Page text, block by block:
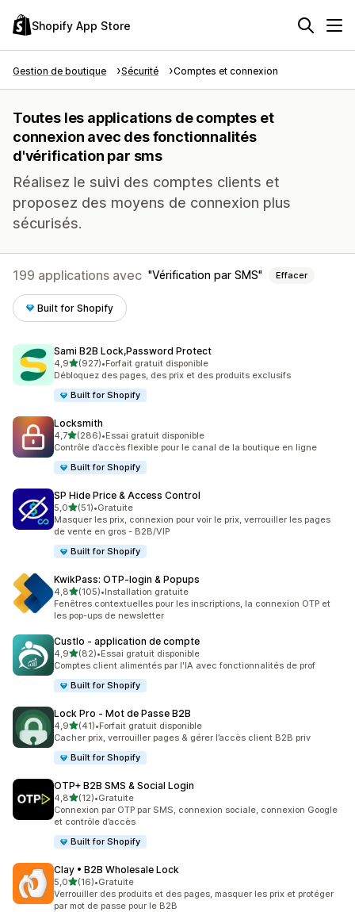
Shopify App Store
Gestion de boutique Sécurité Comptes et connexion
Toutes les applications de comptes et
connexion avec des fonctionnalités
d'vérification par sms
Réalisez le suivi des comptes clients et
proposez des moyens de connexion plus
sécurisés.
199 applications avec Vérification par SMS Effacer
Built for Shopify
Sami B2B Lock,Password Protect
4,9étoile(s) sur 5
(927)
927 avis au total
•Forfait gratuit disponible
Débloquez des pages, des prix et des produits exclusifs
Built for Shopify
Locksmith
4,7étoile(s) sur 5
(286)
286 avis au total
•Essai gratuit disponible
Contrôle d’accès flexible pour le canal de la boutique en ligne
Built for Shopify
SP Hide Price & Access Control
5,0étoile(s) sur 5
(51)
51 avis au total
•Gratuite
Masquer les prix, connexion pour voir le prix, verrouiller les pages
de vente en gros - B2B/VIP
Built for Shopify
KwikPass: OTP‑login & Popups
4,8étoile(s) sur 5
(105)
105 avis au total
•Installation gratuite
Fenêtres contextuelles pour les inscriptions, la connexion OTP et
les pop-ups de newsletter
Custlo ‑ application de compte
4,9étoile(s) sur 5
(82)
82 avis au total
•Essai gratuit disponible
Comptes client alimentés par l'IA avec fonctionnalités de prof
Built for Shopify
Lock Pro ‑ Mot de Passe B2B
4,9étoile(s) sur 5
(41)
41 avis au total
•Forfait gratuit disponible
Cacher prix, verrouiller pages & gérer l’accès client B2B priv
Built for Shopify
OTP+ B2B SMS & Social Login
4,8étoile(s) sur 5
(12)
12 avis au total
•Gratuite
Connexion par OTP par SMS, connexion sociale, connexion Google
et contrôle d’accès
Built for Shopify
Clay • B2B Wholesale Lock
5,0étoile(s) sur 5
(16)
16 avis au total
•Gratuite
Verrouiller des produits et des pages, masquer les prix et protéger
par mot de passe pour le B2B